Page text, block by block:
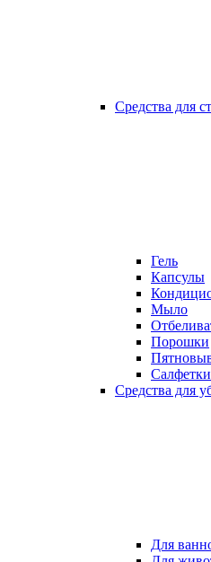
Средства для
Гель
Капсулы
Мыло
Порошки
Салфетки
Средства для
Для